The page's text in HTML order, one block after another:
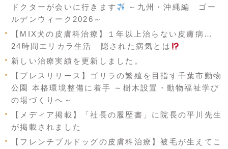
ドクターが会いに行きます
～九州・沖縄編 ゴー
ルデンウィーク2026～
【MIX犬の皮膚科治療】１年以上治らない皮膚病…
24時間エリカラ生活 隠された病気とは
新しい治療実績を更新しました。
【プレスリリース】ゴリラの繁殖を目指す千葉市動物
公園 本格環境整備に着手 ～樹木設置・動物福祉学び
の場づくりへ～
【メディア掲載】「社長の履歴書」に院長の平川先生
が掲載されました
【フレンチブルドッグの皮膚科治療】被毛が生えてこ